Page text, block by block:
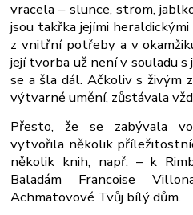
vracela – slunce, strom,
jsou takřka jejími
z vnitřní potřeby a v
její tvorba už není v souladu
se a šla dál. Ačkoliv s živým
výtvarné umění, zůstávala
Přesto, že se zabývala
vytvořila několik
několik knih, např. – k
Baladám Francoise
Achmatovové Tvůj bílý dům.